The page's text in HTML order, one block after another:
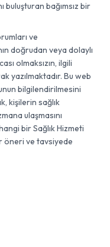
buluşturan bağımsız bir
ve
doğrudan veya dolaylı
olmaksızın, ilgili
yazılmaktadır. Bu web
bilgilendirilmesini
kişilerin sağlık
ulaşmasını
bir Sağlık Hizmeti
öneri ve tavsiyede